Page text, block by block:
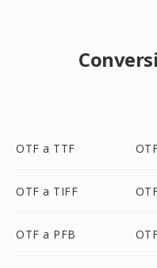
OTF a TTF
OTF a TIFF
OTF a PFB